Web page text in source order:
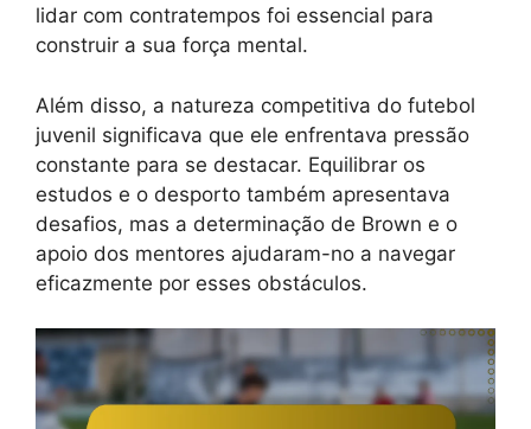
lidar com contratempos foi essencial para
construir a sua força mental.
Além disso, a natureza competitiva do futebol
juvenil significava que ele enfrentava pressão
constante para se destacar. Equilibrar os
estudos e o desporto também apresentava
desafios, mas a determinação de Brown e o
apoio dos mentores ajudaram-no a navegar
eficazmente por esses obstáculos.